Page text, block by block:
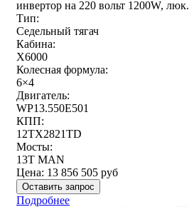
инвертор на 220 вольт 1200W, люк.
Тип:
Седельный тягач
Кабина:
X6000
Колесная формула:
6×4
Двигатель:
WP13.550E501
КПП:
12TX2821TD
Мосты:
13T MAN
Цена: 13 856 505 руб
Оставить запрос
Подробнее